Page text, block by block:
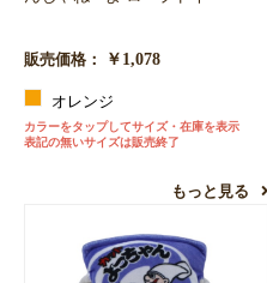
販売価格： ￥1,078
オレンジ
カラーをタップしてサイズ・在庫を表示
表記の無いサイズは販売終了
もっと見る